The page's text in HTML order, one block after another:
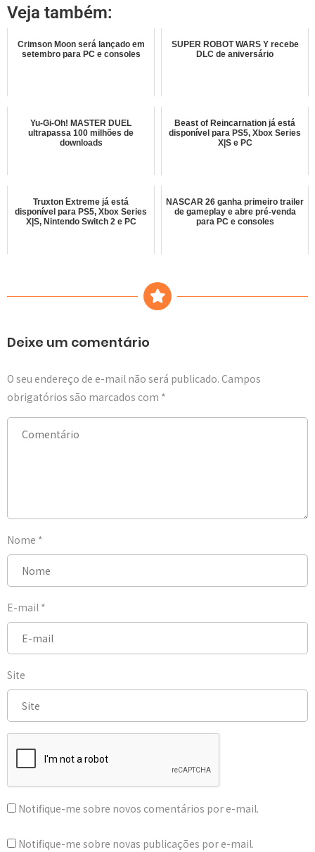
Veja também:
Crimson Moon será lançado em
setembro para PC e consoles
SUPER ROBOT WARS Y recebe
DLC de aniversário
Yu-Gi-Oh! MASTER DUEL
ultrapassa 100 milhões de
downloads
Beast of Reincarnation já está
disponível para PS5, Xbox Series
X|S e PC
Truxton Extreme já está
disponível para PS5, Xbox Series
X|S, Nintendo Switch 2 e PC
NASCAR 26 ganha primeiro trailer
de gameplay e abre pré-venda
para PC e consoles
Deixe um comentário
O seu endereço de e-mail não será publicado. Campos
obrigatórios são marcados com *
Nome *
E-mail *
Site
Notifique-me sobre novos comentários por e-mail.
Notifique-me sobre novas publicações por e-mail.